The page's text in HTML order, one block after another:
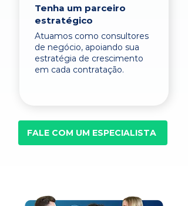
Tenha um parceiro
estratégico
Atuamos como consultores
de negócio, apoiando sua
estratégia de crescimento
em cada contratação.
FALE COM UM ESPECIALISTA